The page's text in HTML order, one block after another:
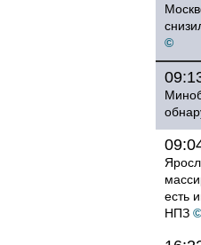
©
есть
НПЗ ©